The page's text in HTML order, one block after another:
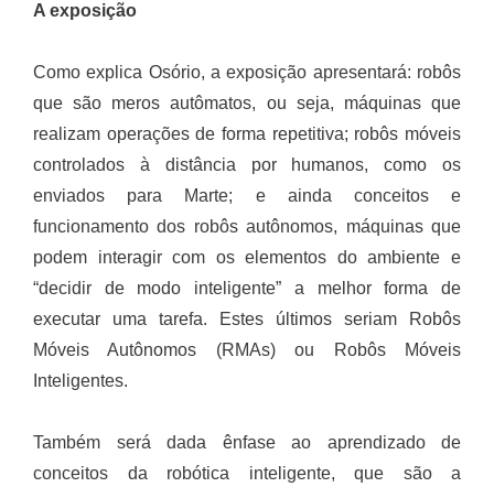
A exposição
Como explica Osório, a exposição apresentará: robôs
que são meros autômatos, ou seja, máquinas que
realizam operações de forma repetitiva; robôs móveis
controlados à distância por humanos, como os
enviados para Marte; e ainda conceitos e
funcionamento dos robôs autônomos, máquinas que
podem interagir com os elementos do ambiente e
“decidir de modo inteligente” a melhor forma de
executar uma tarefa. Estes últimos seriam Robôs
Móveis Autônomos (RMAs) ou Robôs Móveis
Inteligentes.
Também será dada ênfase ao aprendizado de
conceitos da robótica inteligente, que são a